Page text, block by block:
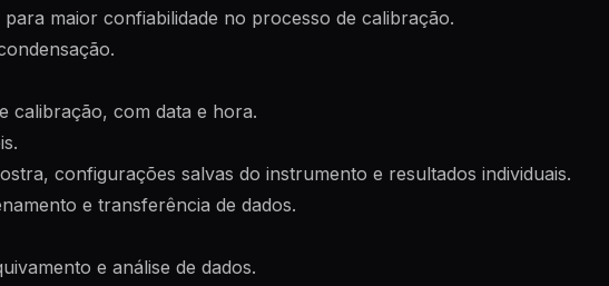
maior confiabilidade no processo de calibração.
calibração, com data e hora.
configurações salvas do instrumento e resultados individuais.
e transferência de dados.
e análise de dados.